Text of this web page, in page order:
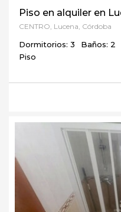
Piso en alquiler en
CENTRO, Lucena, Córdoba
Dormitorios: 3 Baños: 2
Piso